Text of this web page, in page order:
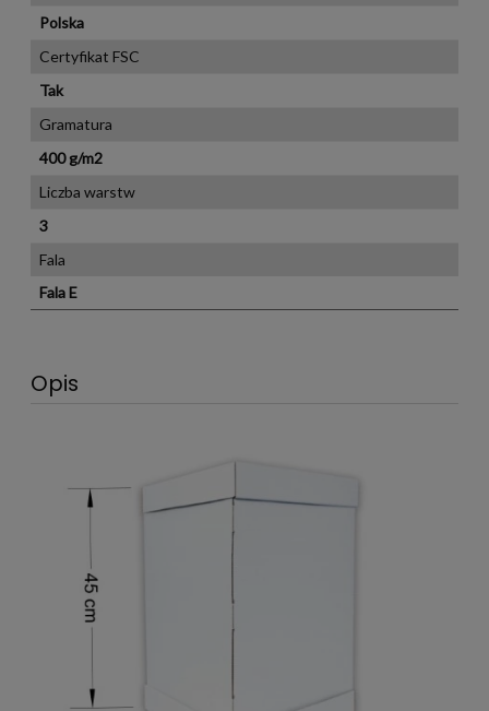
Polska
Certyfikat FSC
Tak
Gramatura
400 g/m2
Liczba warstw
3
Fala
Fala E
Opis